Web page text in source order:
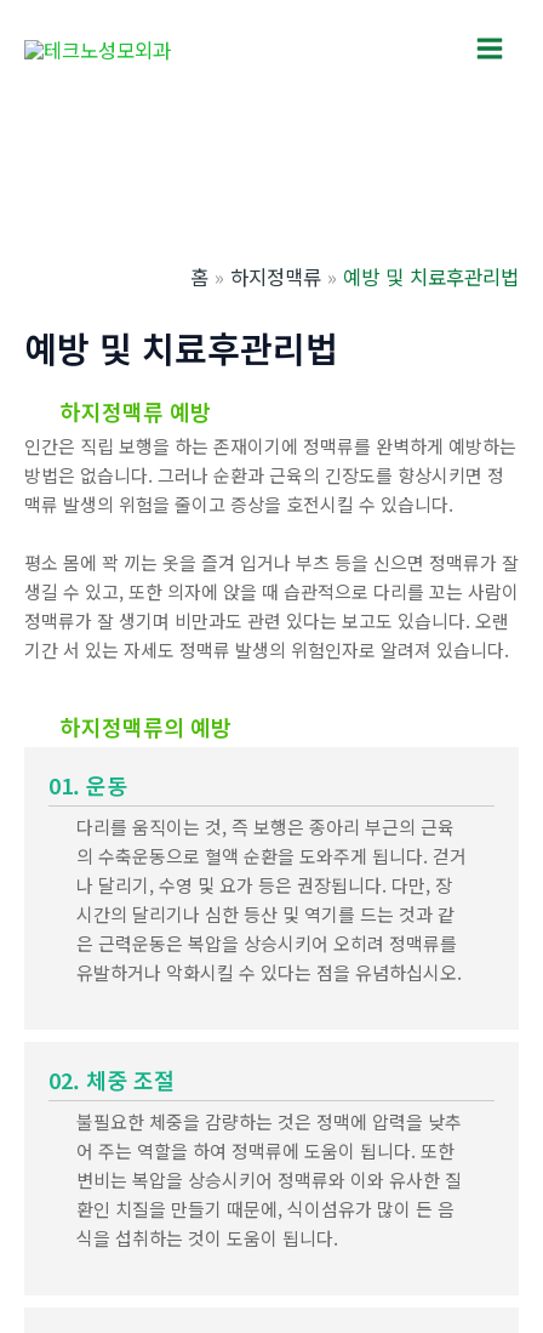
Main
홈 하지정맥류 예방 및 치료후관리법
예방 및 치료후관리법
하지정맥류 예방
인간은 직립 보행을 하는 존재이기에 정맥류를 완벽하게 예방하는
방법은 없습니다. 그러나 순환과 근육의 긴장도를 향상시키면 정
맥류 발생의 위험을 줄이고 증상을 호전시킬 수 있습니다.
평소 몸에 꽉 끼는 옷을 즐겨 입거나 부츠 등을 신으면 정맥류가 잘
생길 수 있고, 또한 의자에 앉을 때 습관적으로 다리를 꼬는 사람이
정맥류가 잘 생기며 비만과도 관련 있다는 보고도 있습니다. 오랜
기간 서 있는 자세도 정맥류 발생의 위험인자로 알려져 있습니다.
하지정맥류의 예방
01. 운동
다리를 움직이는 것, 즉 보행은 종아리 부근의 근육
의 수축운동으로 혈액 순환을 도와주게 됩니다. 걷거
나 달리기, 수영 및 요가 등은 권장됩니다. 다만, 장
시간의 달리기나 심한 등산 및 역기를 드는 것과 같
은 근력운동은 복압을 상승시키어 오히려 정맥류를
유발하거나 악화시킬 수 있다는 점을 유념하십시오.
02. 체중 조절
불필요한 체중을 감량하는 것은 정맥에 압력을 낮추
어 주는 역할을 하여 정맥류에 도움이 됩니다. 또한
변비는 복압을 상승시키어 정맥류와 이와 유사한 질
환인 치질을 만들기 때문에, 식이섬유가 많이 든 음
식을 섭취하는 것이 도움이 됩니다.